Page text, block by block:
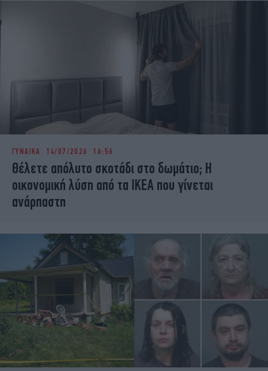
ΓΥΝΑΙΚΑ 14/07/2026 16:56
Θέλετε απόλυτο σκοτάδι στο δωμάτιο; Η
οικονομική λύση από τα IKEA που γίνεται
ανάρπαστη